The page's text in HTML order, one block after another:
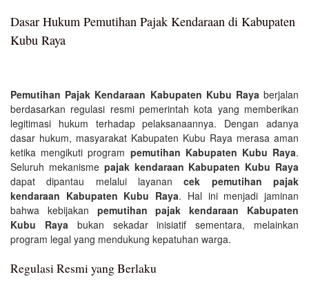
Dasar Hukum Pemutihan Pajak Kendaraan di Kabupaten
Kubu Raya
Pemutihan Pajak Kendaraan Kabupaten Kubu Raya berjalan
berdasarkan regulasi resmi pemerintah kota yang memberikan
legitimasi hukum terhadap pelaksanaannya. Dengan adanya
dasar hukum, masyarakat Kabupaten Kubu Raya merasa aman
ketika mengikuti program pemutihan Kabupaten Kubu Raya.
Seluruh mekanisme pajak kendaraan Kabupaten Kubu Raya
dapat dipantau melalui layanancek pemutihan pajak
kendaraan Kabupaten Kubu Raya. Hal ini menjadi jaminan
bahwa kebijakan pemutihan pajak kendaraan Kabupaten
Kubu Raya bukan sekadar inisiatif sementara, melainkan
program legal yang mendukung kepatuhan warga.
Regulasi Resmi yang Berlaku